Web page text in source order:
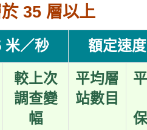
35 層以上
米／秒 額定速
較上次
調查變
幅
平均層
站數目